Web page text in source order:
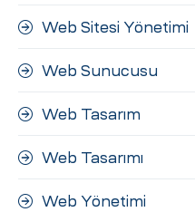
Web Sitesi Yönetimi
Web Sunucusu
Web Tasarım
Web Tasarımı
Web Yönetimi